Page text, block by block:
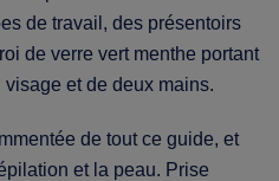
de tout ce guide, et
et la peau. Prise